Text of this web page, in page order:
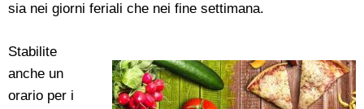
sia nei giorni feriali che nei fine settimana.
Stabilite
anche un
orario per i